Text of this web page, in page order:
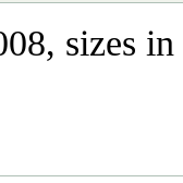
sizes